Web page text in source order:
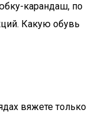
карандаш, по
Какую обувь
вяжете только